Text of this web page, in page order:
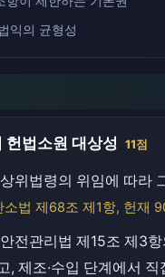
익의 균형성
헌법소원 대상성 11점
위법령의 위임에 따라
소법 제68조 제1항, 헌재
전관리법 제15조 제3
, 제조·수입 단계에서